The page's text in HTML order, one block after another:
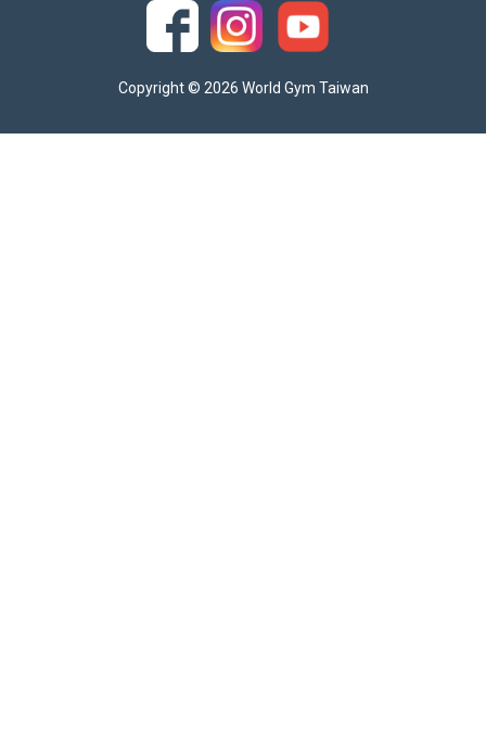
Copyright © 2026 World Gym Taiwan